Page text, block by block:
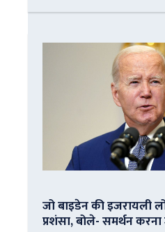
जो बाइडेन की इजरायली
प्रशंसा, बोले- समर्थन